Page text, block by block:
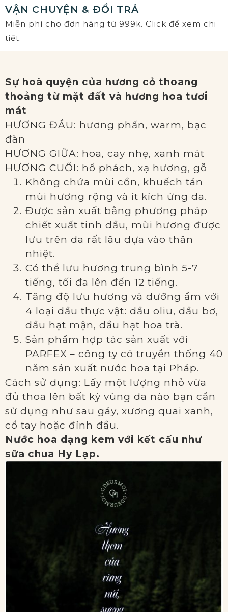
VẬN CHUYỆN & ĐỔI TRẢ
Miễn phí cho đơn hàng từ 999k. Click để xem chi
tiết.
Sự hoà quyện của hương cỏ thoang
thoảng từ mặt đất và hương hoa tươi
mát
HƯƠNG ĐẦU: hương phấn, warm, bạc
đàn
HƯƠNG GIỮA: hoa, cay nhẹ, xanh mát
HƯƠNG CUỐI: hổ phách, xạ hương, gỗ
Không chứa mùi cồn, khuếch tán
mùi hương rộng và ít kích ứng da.
Được sản xuất bằng phương pháp
chiết xuất tinh dầu, mùi hương được
lưu trên da rất lâu dựa vào thân
nhiệt.
Có thể lưu hương trung bình 5-7
tiếng, tối đa lên đến 12 tiếng.
Tăng độ lưu hương và dưỡng ẩm với
4 loại dầu thực vật: dầu oliu, dầu bơ,
dầu hạt mận, dầu hạt hoa trà.
Sản phẩm hợp tác sản xuất với
PARFEX – công ty có truyền thống 40
năm sản xuất nước hoa tại Pháp.
Cách sử dụng: Lấy một lượng nhỏ vừa
đủ thoa lên bất kỳ vùng da nào bạn cần
sử dụng như sau gáy, xương quai xanh,
cổ tay hoặc đỉnh đầu.
Nước hoa dạng kem với kết cấu như
sữa chua Hy Lạp.